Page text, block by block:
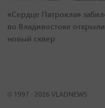
«Сердце Патрокла»
во Владивостоке открыли
новый сквер
© 1997 - 2026 VLADNEWS